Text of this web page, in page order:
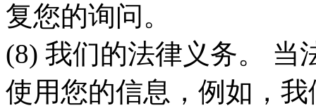
复您的询问。
(8) 我们的法律义务。 当
使用您的信息，例如，